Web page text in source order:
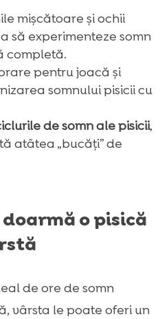
mișcătoare și ochii
să experimenteze somn
completă.
pentru joacă și
somnului pisicii cu
de somn ale pisicii,
atâtea „bucăți” de
o pisică
de ore de somn
vârsta le poate oferi un